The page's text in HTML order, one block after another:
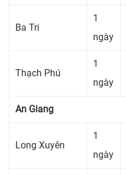
Ba Tri
1
ngày
Thạch Phú
1
ngày
An Giang
Long Xuyên
1
ngày